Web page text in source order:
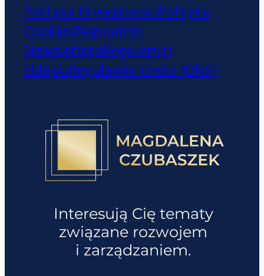
Polityka PrywatnościPolityka
CookiesRegulamin
NewsletteraRegulamin
SklepuRegulamin treści (DNS)
Interesują Cię tematy
związane rozwojem
i zarządzaniem.